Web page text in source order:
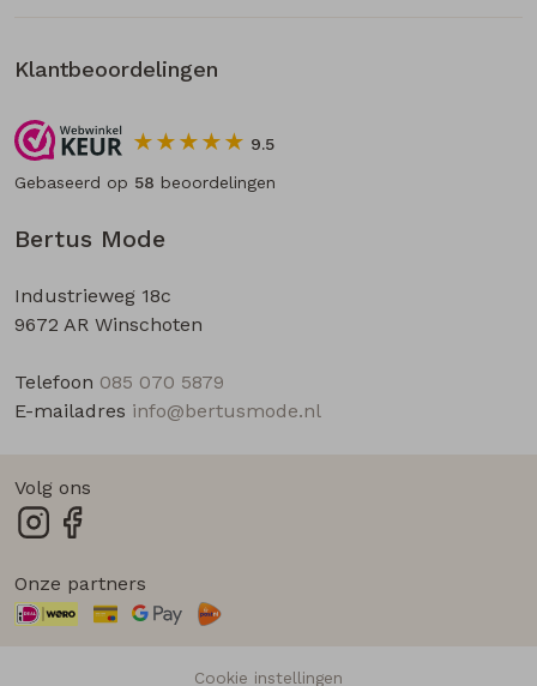
Bertus Mode
Industrieweg 18c
9672 AR Winschoten
Telefoon 085 070 5879
E-mailadres info@bertusmode.nl
Klantbeoordelingen
9.5
Gebaseerd op 58 beoordelingen
Volg ons
Onze partners
Cookie instellingen